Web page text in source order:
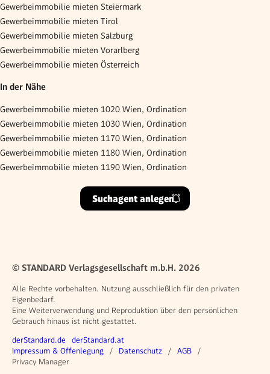
Gewerbeimmobilie mieten Steiermark
Gewerbeimmobilie mieten Tirol
Gewerbeimmobilie mieten Salzburg
Gewerbeimmobilie mieten Vorarlberg
Gewerbeimmobilie mieten Österreich
In der Nähe
Gewerbeimmobilie mieten 1020 Wien, Ordination
Gewerbeimmobilie mieten 1030 Wien, Ordination
Gewerbeimmobilie mieten 1170 Wien, Ordination
Gewerbeimmobilie mieten 1180 Wien, Ordination
Gewerbeimmobilie mieten 1190 Wien, Ordination
Suchagent anlegen
© STANDARD Verlagsgesellschaft m.b.H. 2026
Alle Rechte vorbehalten. Nutzung ausschließlich für den privaten
Eigenbedarf.
Eine Weiterverwendung und Reproduktion über den persönlichen
Gebrauch hinaus ist nicht gestattet.
Weitere Angebote
derStandard.de derStandard.at
Rechtliches
Impressum & Offenlegung Datenschutz
AGB
Privacy Manager